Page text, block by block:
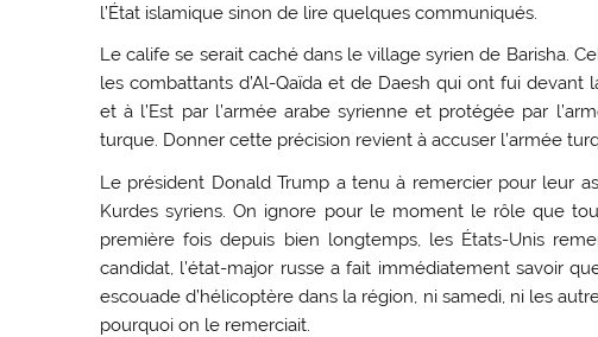
l’État islamique sinon de lire quelques communiqués.
Le calife se serait caché dans le village syrien de Barisha.
les combattants d’Al-Qaïda et de Daesh qui ont fui
et à l’Est par l’armée arabe syrienne et protégée par
turque. Donner cette précision revient à accuser l’armée
Le président Donald Trump a tenu à remercier pour leur
Kurdes syriens. On ignore pour le moment le rôle que
première fois depuis bien longtemps, les États-Unis
candidat, l’état-major russe a fait immédiatement savoir
escouade d’hélicoptère dans la région, ni samedi, ni les
pourquoi on le remerciait.